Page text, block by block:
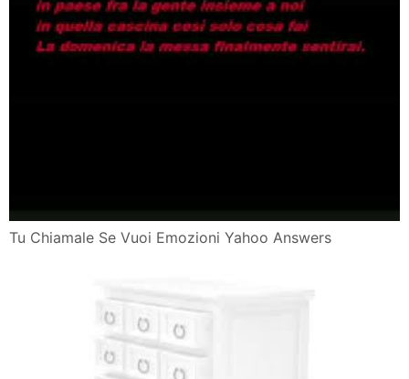
Tu Chiamale Se Vuoi Emozioni Yahoo Answers